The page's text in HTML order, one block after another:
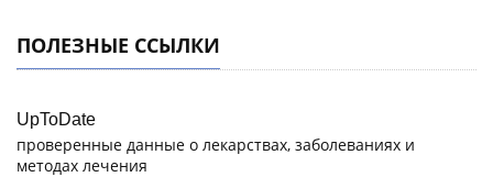
ПОЛЕЗНЫЕ ССЫЛКИ
UpToDate
проверенные данные о лекарствах, заболеваниях и
методах лечения